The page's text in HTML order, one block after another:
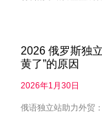
2026 俄罗斯独
黄了”的原因
2026年1月30日
俄语独立站助力外贸